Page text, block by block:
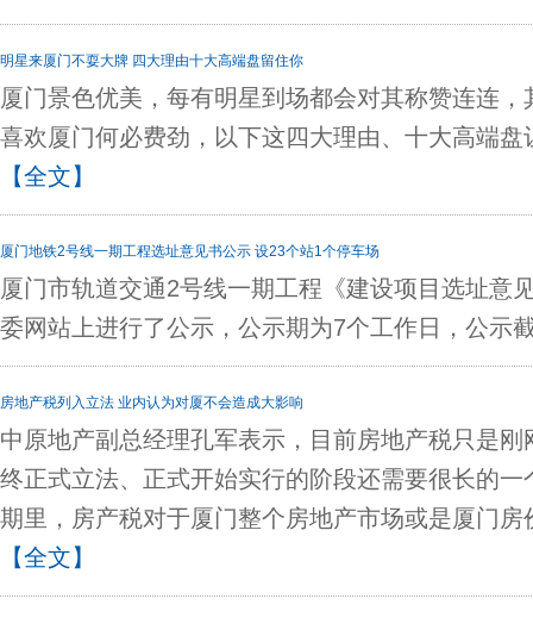
明星来厦门不耍大牌 四大理由十大高端盘留住你
厦门景色优美，每有明星到场都会对其称赞连连
喜欢厦门何必费劲，以下这四大理由、十大高端
【全文】
厦门地铁2号线一期工程选址意见书公示 设23个站1个停车场
厦门市轨道交通2号线一期工程《建设项目选址意
委网站上进行了公示，公示期为7个工作日，公示
房地产税列入立法 业内认为对厦不会造成大影响
中原地产副总经理孔军表示，目前房地产税只是
终正式立法、正式开始实行的阶段还需要很长的
期里，房产税对于厦门整个房地产市场或是厦门
【全文】